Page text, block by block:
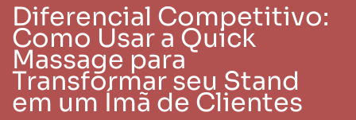
Diferencial Competitivo:
Como Usar a Quick
Massage para
Transformar seu Stand
em um Ímã de Clientes